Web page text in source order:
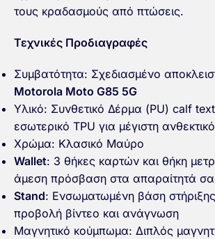
τους κραδασμούς από πτώσεις.
Τεχνικές Προδιαγραφές
Συμβατότητα: Σχεδιασμένο
Motorola Moto G85 5G
Υλικό: Συνθετικό Δέρμα (PU) calf
εσωτερικό TPU για μέγιστη
Χρώμα: Κλασικό Μαύρο
Wallet: 3 θήκες καρτών και θήκη
άμεση πρόσβαση στα απαραίτητά
Stand: Ενσωματωμένη βάση
προβολή βίντεο και ανάγνωση
Μαγνητικό κούμπωμα: Διπλός